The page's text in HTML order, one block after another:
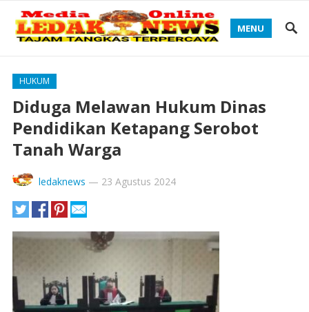
MENU
HUKUM
Diduga Melawan Hukum Dinas
Pendidikan Ketapang Serobot
Tanah Warga
ledaknews — 23 Agustus 2024